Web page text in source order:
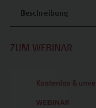
Beschreibung
ZUM WEBINAR